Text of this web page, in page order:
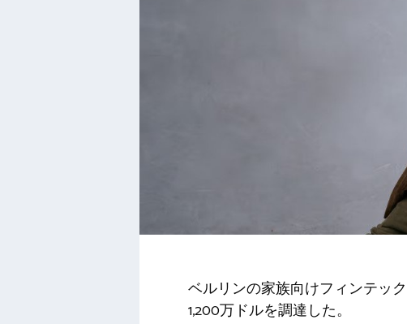
ベルリンの家族向けフィンテッ
1,200万ドルを調達した。